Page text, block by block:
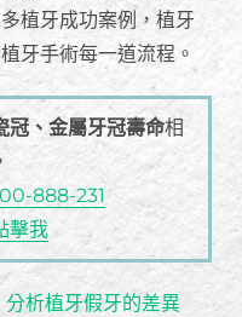
植牙成功案例，植牙
牙手術每一道流程。
冠、金屬牙冠壽命相
888-231
擊我
析植牙假牙的差異